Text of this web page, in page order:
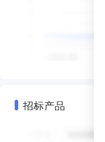
招标产品